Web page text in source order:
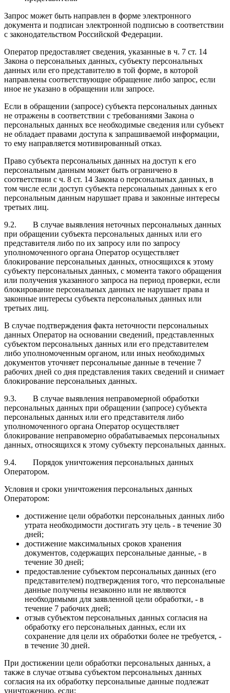
Запрос может быть направлен в форме электронного
документа и подписан электронной подписью в соответствии
с законодательством Российской Федерации.
Оператор предоставляет сведения, указанные в ч. 7 ст. 14
Закона о персональных данных, субъекту персональных
данных или его представителю в той форме, в которой
направлены соответствующие обращение либо запрос, если
иное не указано в обращении или запросе.
Если в обращении (запросе) субъекта персональных данных
не отражены в соответствии с требованиями Закона о
персональных данных все необходимые сведения или субъект
не обладает правами доступа к запрашиваемой информации,
то ему направляется мотивированный отказ.
Право субъекта персональных данных на доступ к его
персональным данным может быть ограничено в
соответствии с ч. 8 ст. 14 Закона о персональных данных, в
том числе если доступ субъекта персональных данных к его
персональным данным нарушает права и законные интересы
третьих лиц.
9.2. В случае выявления неточных персональных данных
при обращении субъекта персональных данных или его
представителя либо по их запросу или по запросу
уполномоченного органа Оператор осуществляет
блокирование персональных данных, относящихся к этому
субъекту персональных данных, с момента такого обращения
или получения указанного запроса на период проверки, если
блокирование персональных данных не нарушает права и
законные интересы субъекта персональных данных или
третьих лиц.
В случае подтверждения факта неточности персональных
данных Оператор на основании сведений, представленных
субъектом персональных данных или его представителем
либо уполномоченным органом, или иных необходимых
документов уточняет персональные данные в течение 7
рабочих дней со дня представления таких сведений и снимает
блокирование персональных данных.
9.3. В случае выявления неправомерной обработки
персональных данных при обращении (запросе) субъекта
персональных данных или его представителя либо
уполномоченного органа Оператор осуществляет
блокирование неправомерно обрабатываемых персональных
данных, относящихся к этому субъекту персональных данных.
9.4. Порядок уничтожения персональных данных
Оператором.
Условия и сроки уничтожения персональных данных
Оператором:
достижение цели обработки персональных данных либо
утрата необходимости достигать эту цель - в течение 30
дней;
достижение максимальных сроков хранения
документов, содержащих персональные данные, - в
течение 30 дней;
предоставление субъектом персональных данных (его
представителем) подтверждения того, что персональные
данные получены незаконно или не являются
необходимыми для заявленной цели обработки, - в
течение 7 рабочих дней;
отзыв субъектом персональных данных согласия на
обработку его персональных данных, если их
сохранение для цели их обработки более не требуется, -
в течение 30 дней.
При достижении цели обработки персональных данных, а
также в случае отзыва субъектом персональных данных
согласия на их обработку персональные данные подлежат
уничтожению, если: